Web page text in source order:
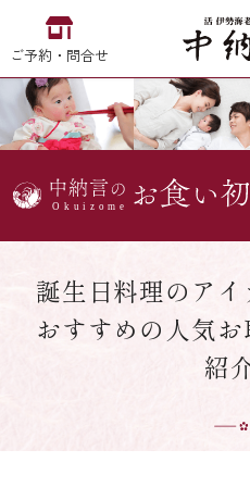
ご予約・問合せ
中納言
EN
誕生日料理のア
おすすめの人気
紹